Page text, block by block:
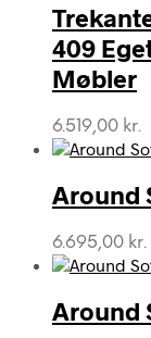
409
Møbler
6.519,00 kr.
Around
6.695,00 kr.
Around